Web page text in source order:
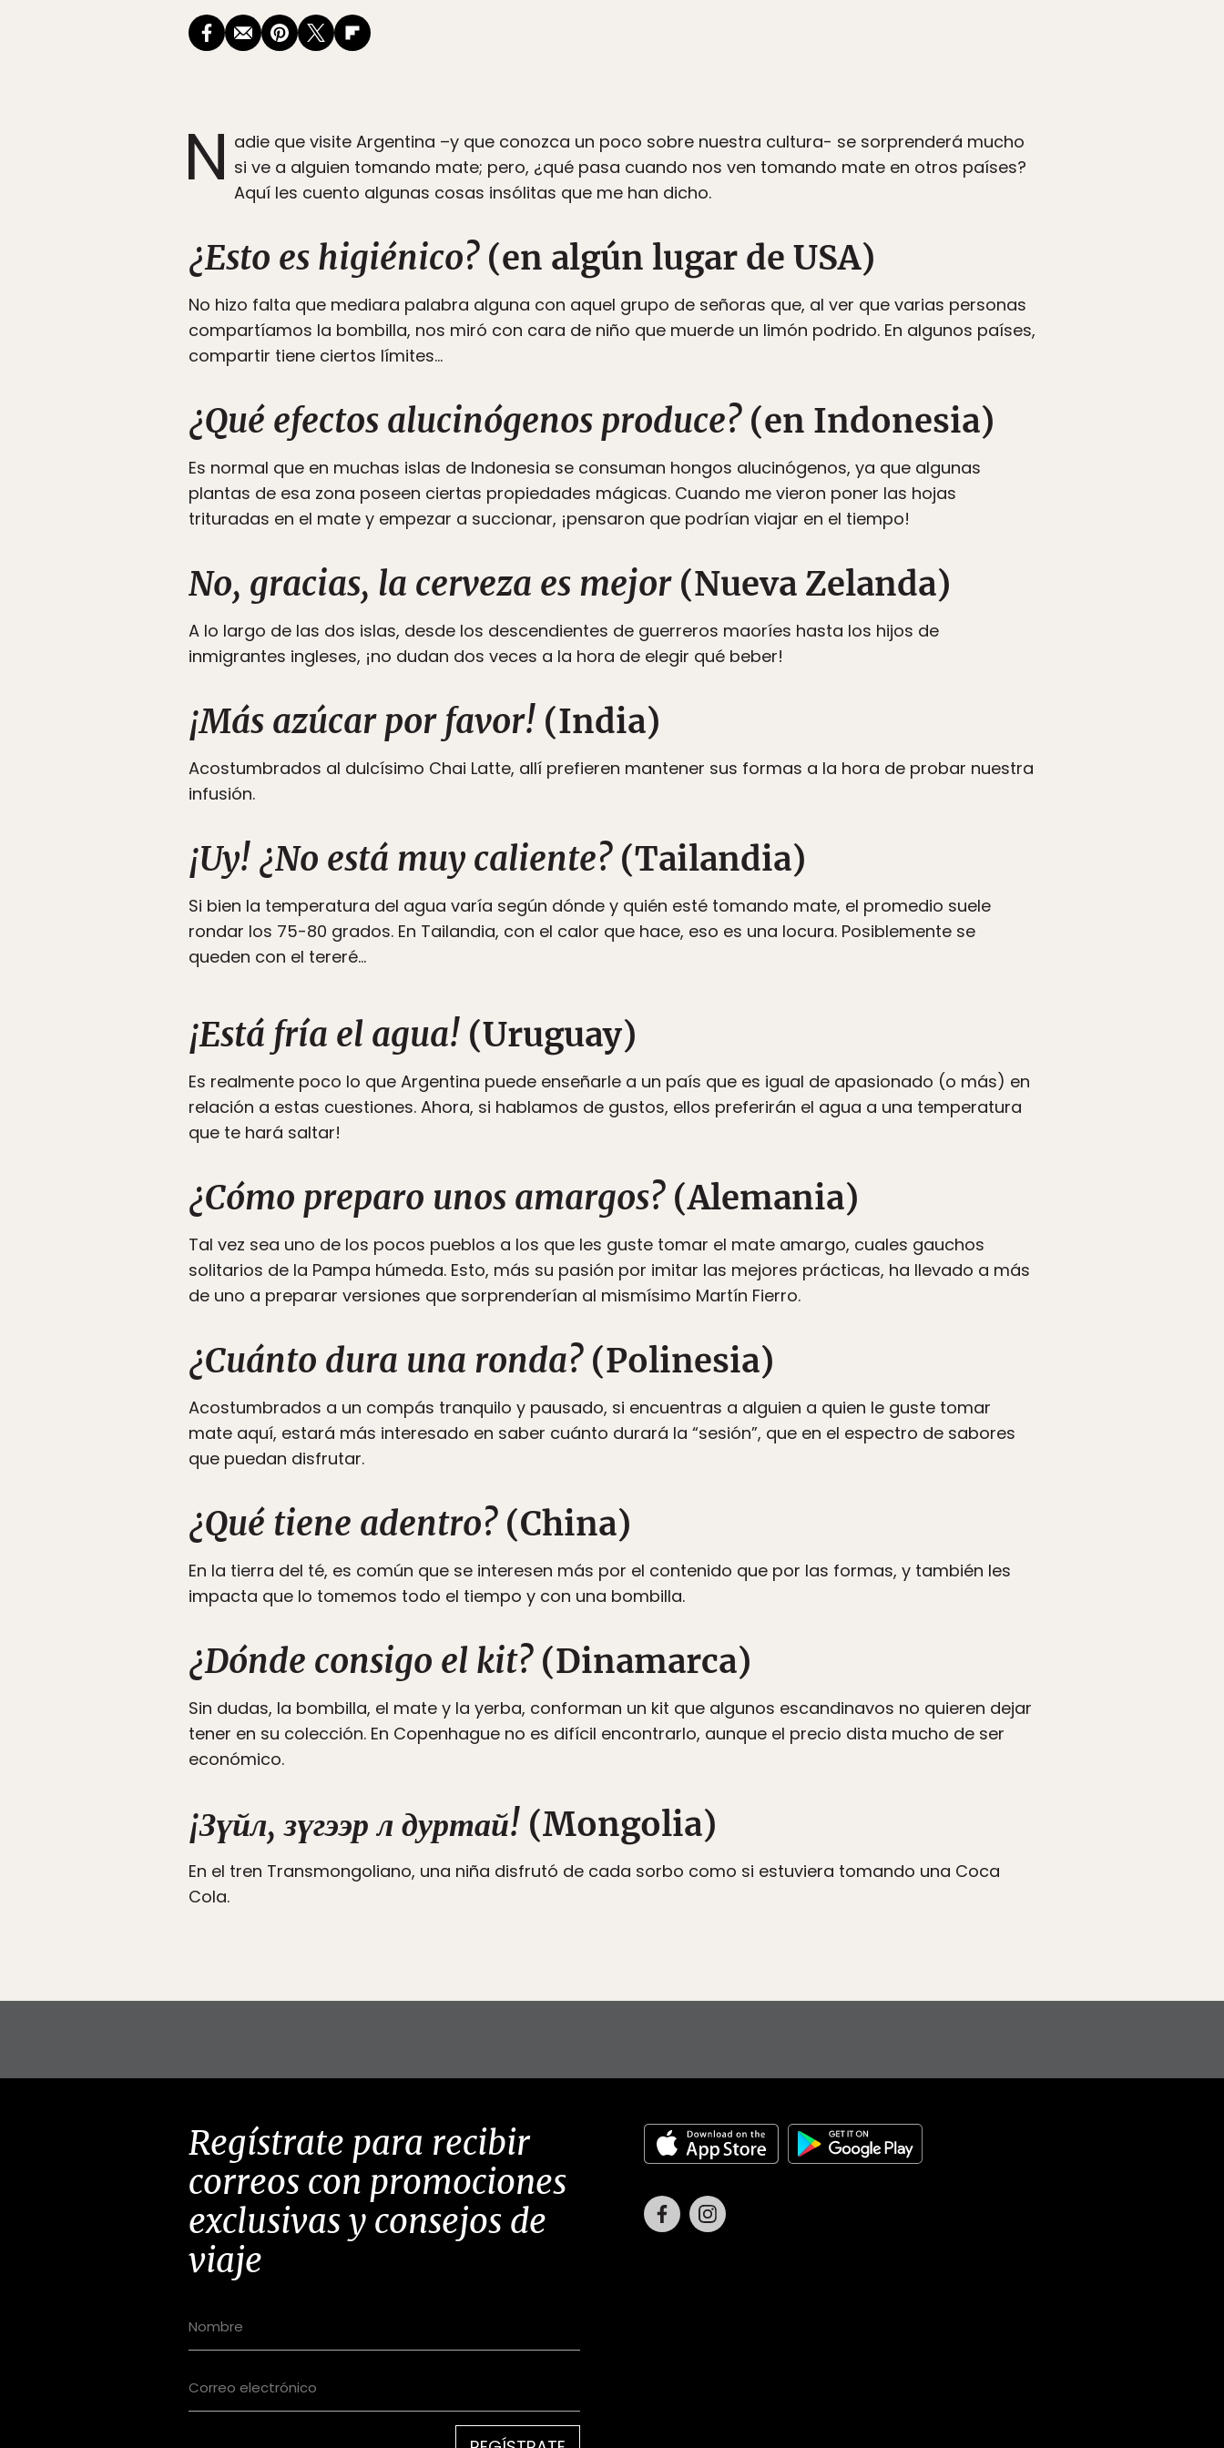
N adie que visite Argentina –y que conozca un poco sobre nuestra cultura- se sorprenderá mucho
si ve a alguien tomando mate; pero, ¿qué pasa cuando nos ven tomando mate en otros países?
Aquí les cuento algunas cosas insólitas que me han dicho.
¿Esto es higiénico?(en algún lugar de USA)
No hizo falta que mediara palabra alguna con aquel grupo de señoras que, al ver que varias personas
compartíamos la bombilla, nos miró con cara de niño que muerde un limón podrido. En algunos países,
compartir tiene ciertos límites…
¿Qué efectos alucinógenos produce?(en Indonesia)
Es normal que en muchas islas de Indonesia se consuman hongos alucinógenos, ya que algunas
plantas de esa zona poseen ciertas propiedades mágicas. Cuando me vieron poner las hojas
trituradas en el mate y empezar a succionar, ¡pensaron que podrían viajar en el tiempo!
No, gracias, la cerveza es mejor(Nueva Zelanda)
A lo largo de las dos islas, desde los descendientes de guerreros maoríes hasta los hijos de
inmigrantes ingleses, ¡no dudan dos veces a la hora de elegir qué beber!
¡Más azúcar por favor! (India)
Acostumbrados al dulcísimo Chai Latte, allí prefieren mantener sus formas a la hora de probar nuestra
infusión.
¡Uy! ¿No está muy caliente?(Tailandia)
Si bien la temperatura del agua varía según dónde y quién esté tomando mate, el promedio suele
rondar los 75-80 grados. En Tailandia, con el calor que hace, eso es una locura. Posiblemente se
queden con el tereré…
¡Está fría el agua! (Uruguay)
Es realmente poco lo que Argentina puede enseñarle a un país que es igual de apasionado (o más) en
relación a estas cuestiones. Ahora, si hablamos de gustos, ellos preferirán el agua a una temperatura
que te hará saltar!
¿Cómo preparo unos amargos?(Alemania)
Tal vez sea uno de los pocos pueblos a los que les guste tomar el mate amargo, cuales gauchos
solitarios de la Pampa húmeda. Esto, más su pasión por imitar las mejores prácticas, ha llevado a más
de uno a preparar versiones que sorprenderían al mismísimo Martín Fierro.
¿Cuánto dura una ronda?(Polinesia)
Acostumbrados a un compás tranquilo y pausado, si encuentras a alguien a quien le guste tomar
mate aquí, estará más interesado en saber cuánto durará la “sesión”, que en el espectro de sabores
que puedan disfrutar.
¿Qué tiene adentro?(China)
En la tierra del té, es común que se interesen más por el contenido que por las formas, y también les
impacta que lo tomemos todo el tiempo y con una bombilla.
¿Dónde consigo el kit?(Dinamarca)
Sin dudas, la bombilla, el mate y la yerba, conforman un kit que algunos escandinavos no quieren dejar
tener en su colección. En Copenhague no es difícil encontrarlo, aunque el precio dista mucho de ser
económico.
¡Зүйл, зүгээр л дуртай! (Mongolia)
En el tren Transmongoliano, una niña disfrutó de cada sorbo como si estuviera tomando una Coca
Cola.
Regístrate para recibir
correos con promociones
exclusivas y consejos de
viaje
Facebook